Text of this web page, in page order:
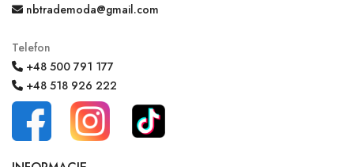
nbtrademoda@gmail.com
Telefon
+48 500 791 177
+48 518 926 222